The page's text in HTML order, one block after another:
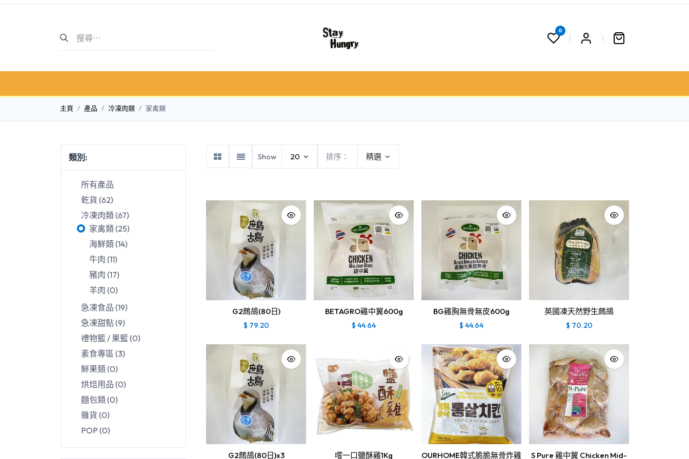
0
主頁 產品 冷凍肉類 家禽類
類別:
所有產品
乾貨 (62)
冷凍肉類(67)
家禽類(25)
海鮮類(14)
牛肉 (11)
豬肉 (17)
羊肉 (0)
急凍食品 (19)
急凍甜點(9)
禮物籃 / 果籃(0)
素食專區 (3)
鮮果類(0)
烘焙用品 (0)
麵包類(0)
雜貨 (0)
POP (0)
排序： 精選
Show 20
G2鷓鴣(80日)
$ 79.20
BETAGRO雞中翼600g
$ 44.64
BG雞胸無骨無皮600g
$ 44.64
英國凍天然野生鷓鴣
$ 70.20
G2鷓鴣(80日)x3 嚐一口鹽酥雞1Kg OURHOME韓式脆脆無骨炸雞 S Pure 雞中翼 Chicken Mid-